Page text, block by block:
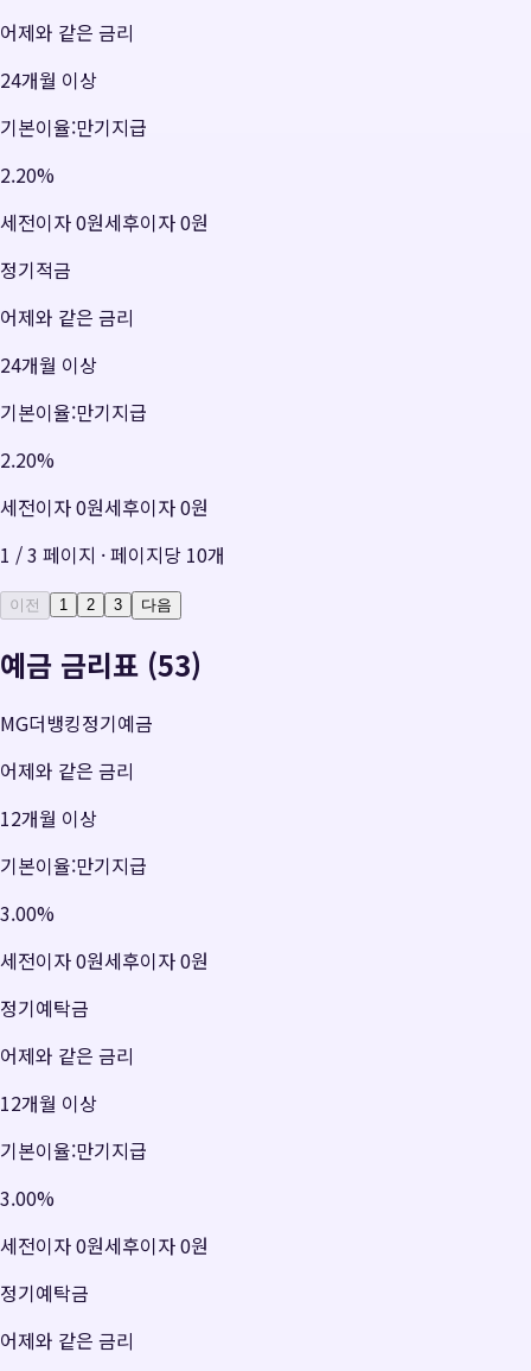
어제와 같은 금리
24개월 이상
기본이율:만기지급
2.20%
세전이자0원세후이자0원
정기적금
어제와 같은 금리
24개월 이상
기본이율:만기지급
2.20%
세전이자0원세후이자0원
1 /3 페이지 · 페이지당 10개
이전 1 2 3 다음
예금 금리표 (53)
MG더뱅킹정기예금
어제와 같은 금리
12개월 이상
기본이율:만기지급
3.00%
세전이자0원세후이자0원
정기예탁금
어제와 같은 금리
12개월 이상
기본이율:만기지급
3.00%
세전이자0원세후이자0원
정기예탁금
어제와 같은 금리